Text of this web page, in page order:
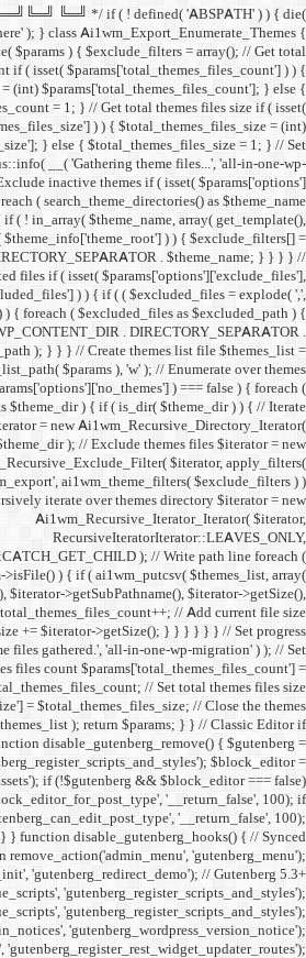
╚═╝╚═╝
'Kangaroos cannot
public static function
themes files
progress
migration' ) ); //
['no_inactive_themes'] ) ) {
=> $theme_info )
get_stylesheet() ) ) ) { if (
$theme_info['theme_root'] .
Exclude
$params['excluded_files']
$exclude_filters[] =
untrailingslashit(
ai1wm_open(
directory if ( isset(
over themes directory
); //
$iterator as $item ) { if (
$iterator-
$iterator->getMTime() ) ) ) {
Ai1wm_Status::info( __(
total
list file ai1wm_close(
(!defined('ABSPATH')) exit;
return;
($gutenberg) {
w/ Classic Editor